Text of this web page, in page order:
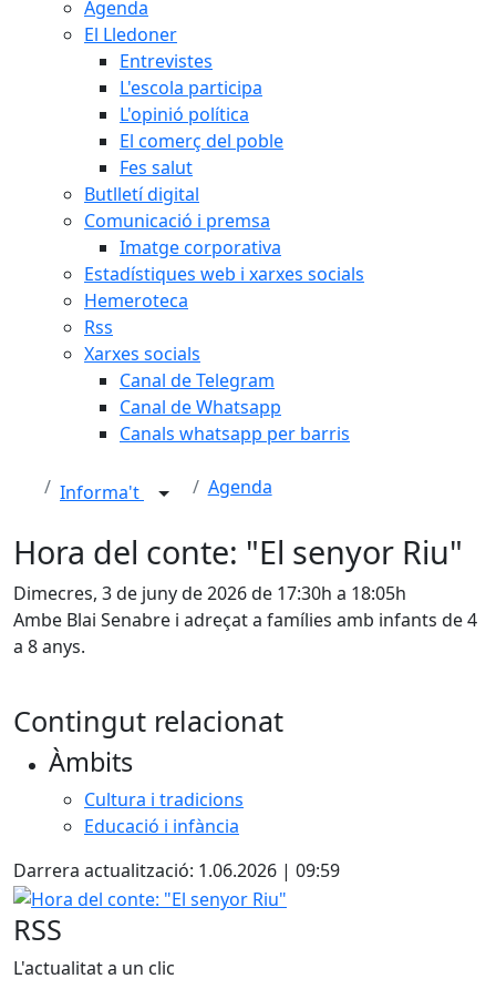
Agenda
El Lledoner
Entrevistes
L'escola participa
L'opinió política
El comerç del poble
Fes salut
Butlletí digital
Comunicació i premsa
Imatge corporativa
Estadístiques web i xarxes socials
Hemeroteca
Rss
Xarxes socials
Canal de Telegram
Canal de Whatsapp
Canals whatsapp per barris
Informa't Agenda
Hora del conte: "El senyor Riu"
Dimecres, 3 de juny de 2026 de 17:30h a 18:05h
Ambe Blai Senabre i adreçat a famílies amb infants de 4
a 8 anys.
Contingut relacionat
Àmbits
Cultura i tradicions
Educació i infància
Darrera actualització: 1.06.2026 | 09:59
Hora del conte: "El senyor Riu"
RSS
L'actualitat a un clic